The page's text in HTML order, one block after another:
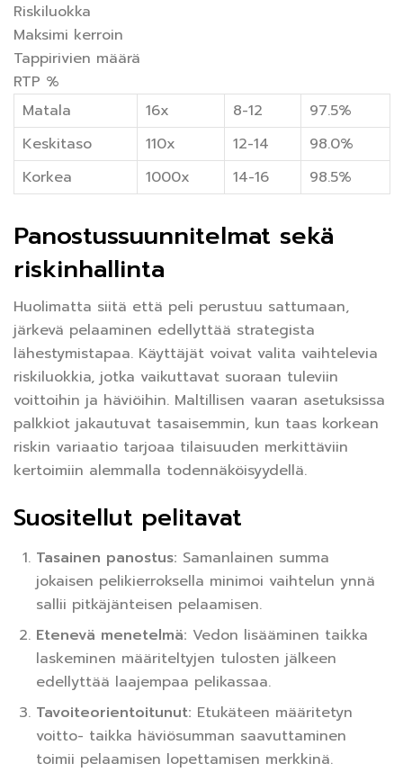
Riskiluokka
Maksimi kerroin
Tappirivien määrä
RTP %
Matala
16x 8-12
97.5%
Keskitaso
110x 12-14
98.0%
Korkea
1000x 14-16 98.5%
Panostussuunnitelmat sekä
riskinhallinta
Huolimatta siitä että peli perustuu sattumaan,
järkevä pelaaminen edellyttää strategista
lähestymistapaa. Käyttäjät voivat valita vaihtelevia
riskiluokkia, jotka vaikuttavat suoraan tuleviin
voittoihin ja häviöihin. Maltillisen vaaran asetuksissa
palkkiot jakautuvat tasaisemmin, kun taas korkean
riskin variaatio tarjoaa tilaisuuden merkittäviin
kertoimiin alemmalla todennäköisyydellä.
Suositellut pelitavat
Tasainen panostus: Samanlainen summa
jokaisen pelikierroksella minimoi vaihtelun ynnä
sallii pitkäjänteisen pelaamisen.
Etenevä menetelmä: Vedon lisääminen taikka
laskeminen määriteltyjen tulosten jälkeen
edellyttää laajempaa pelikassaa.
Tavoiteorientoitunut: Etukäteen määritetyn
voitto- taikka häviösumman saavuttaminen
toimii pelaamisen lopettamisen merkkinä.